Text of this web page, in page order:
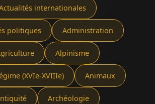
internationales
politiques Administration
Alpinisme
(XVIe-XVIIIe) Animaux
Archéologie